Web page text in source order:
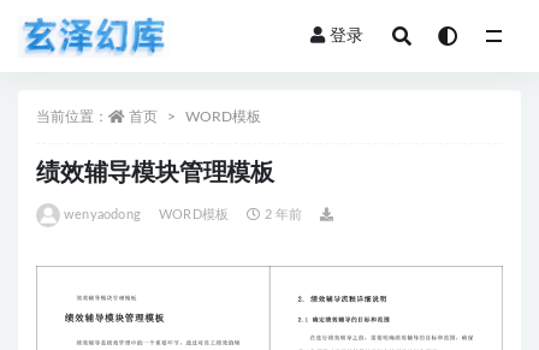
登录
当前位置： 首页 WORD模板
绩效辅导模块管理模板
wenyaodong WORD模板 2 年前